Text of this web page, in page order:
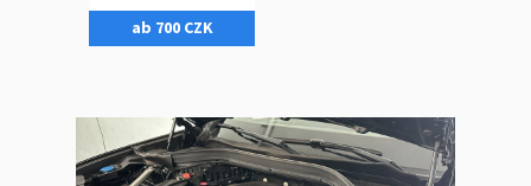
ab 700 CZK